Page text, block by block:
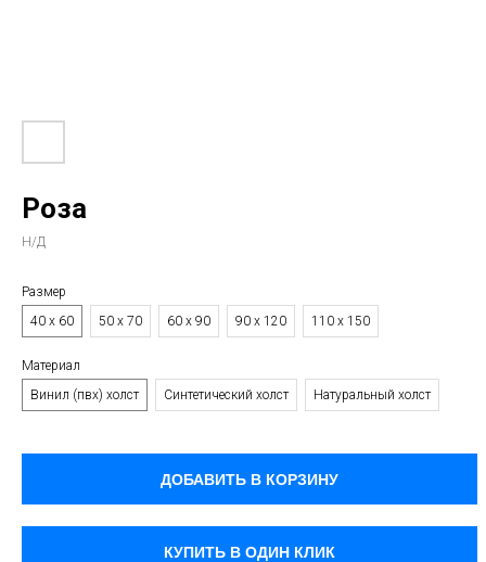
Роза
Н/Д
Размер
40 х 60
50 х 70 60 х 90 90 х 120 110 х 150
Материал
Винил (пвх) холст
Синтетический холст Натуральный холст
ДОБАВИТЬ В КОРЗИНУ
КУПИТЬ В ОДИН КЛИК